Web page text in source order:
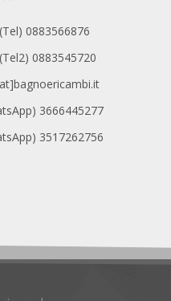
0883566876
0883545720
3666445277
3517262756